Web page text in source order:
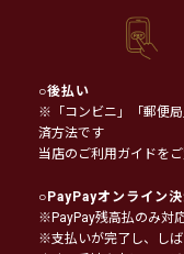
○後払い
※「コンビニ」「郵便
済方法です
当店のご利用ガイドを
○PayPayオンライン
※PayPay残高払のみ対
※支払いが完了し、し